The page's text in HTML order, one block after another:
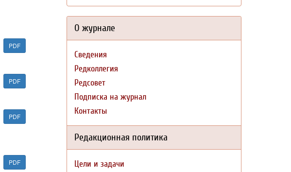
PDF
PDF
PDF
PDF
О журнале
Сведения
Редколлегия
Редсовет
Подписка на журнал
Контакты
Редакционная политика
Цели и задачи